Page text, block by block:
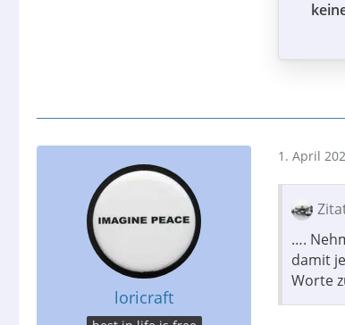
loricraft
1. April
….
damit
Worte